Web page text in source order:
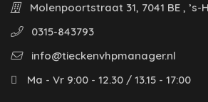
Molenpoortstraat 31, 7041 BE , ’s-
0315-843793
info@tieckenvhpmanager.nl
Ma - Vr 9:00 - 12.30 / 13.15 - 17:00